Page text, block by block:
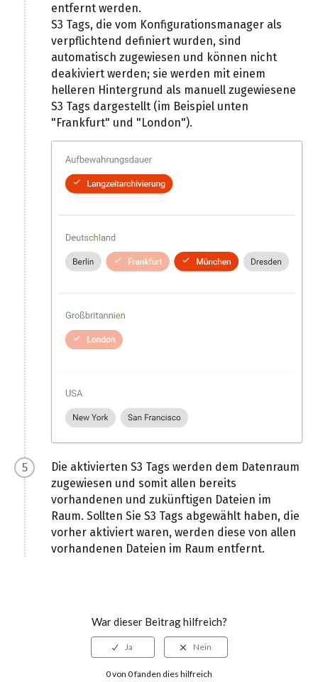
entfernt werden.
S3 Tags, die vom Konfigurationsmanager als
verpflichtend definiert wurden, sind
automatisch zugewiesen und können nicht
deakiviert werden; sie werden mit einem
helleren Hintergrund als manuell zugewiesene
S3 Tags dargestellt (im Beispiel unten
"Frankfurt" und "London").
Die aktivierten S3 Tags werden dem Datenraum
zugewiesen und somit allen bereits
vorhandenen und zukünftigen Dateien im
Raum. Sollten Sie S3 Tags abgewählt haben, die
vorher aktiviert waren, werden diese von allen
vorhandenen Dateien im Raum entfernt.
War dieser Beitrag hilfreich?
0 von 0 fanden dies hilfreich